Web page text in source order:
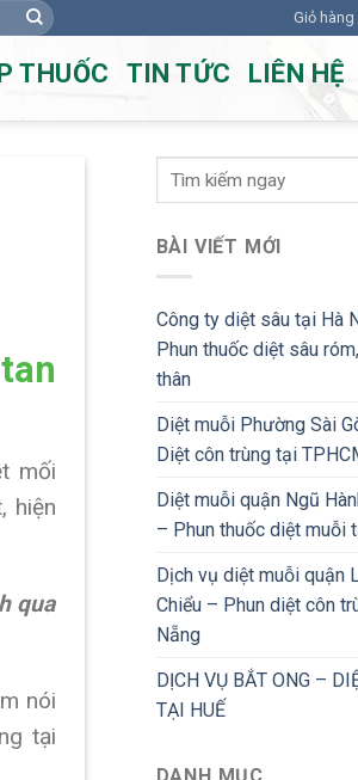
Giỏ
THUỐC TIN TỨC LIÊN HỆ
mối
hiện
qua
nói
tại
BÀI VIẾT MỚI
Công ty diệt sâu tại Hà
Phun thuốc diệt sâu
thân
Diệt muỗi Phường Sài
Diệt côn trùng tại
Diệt muỗi quận Ngũ
– Phun thuốc diệt muỗi
Dịch vụ diệt muỗi quận
Chiểu – Phun diệt côn
Nẵng
DỊCH VỤ BẮT ONG –
TẠI HUẾ
DANH MỤC